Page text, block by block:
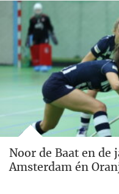
Noor de Baat en de
Amsterdam én